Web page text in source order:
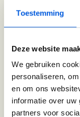
Toestemming
Deze website
We gebruiken
personaliseren,
en om ons
informatie over uw
partners voor
1+ jaar
Meer informatie
Bekijk training